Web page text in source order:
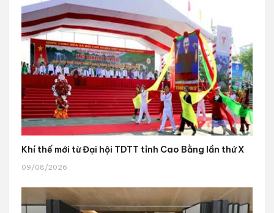
Khí thế mới từ Đại hội TDTT tỉnh Cao Bằng lần thứ X
09/08/2026